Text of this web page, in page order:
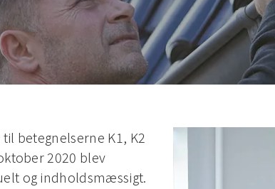
betegnelserne K1, K2
2020 blev
og indholdsmæssigt.